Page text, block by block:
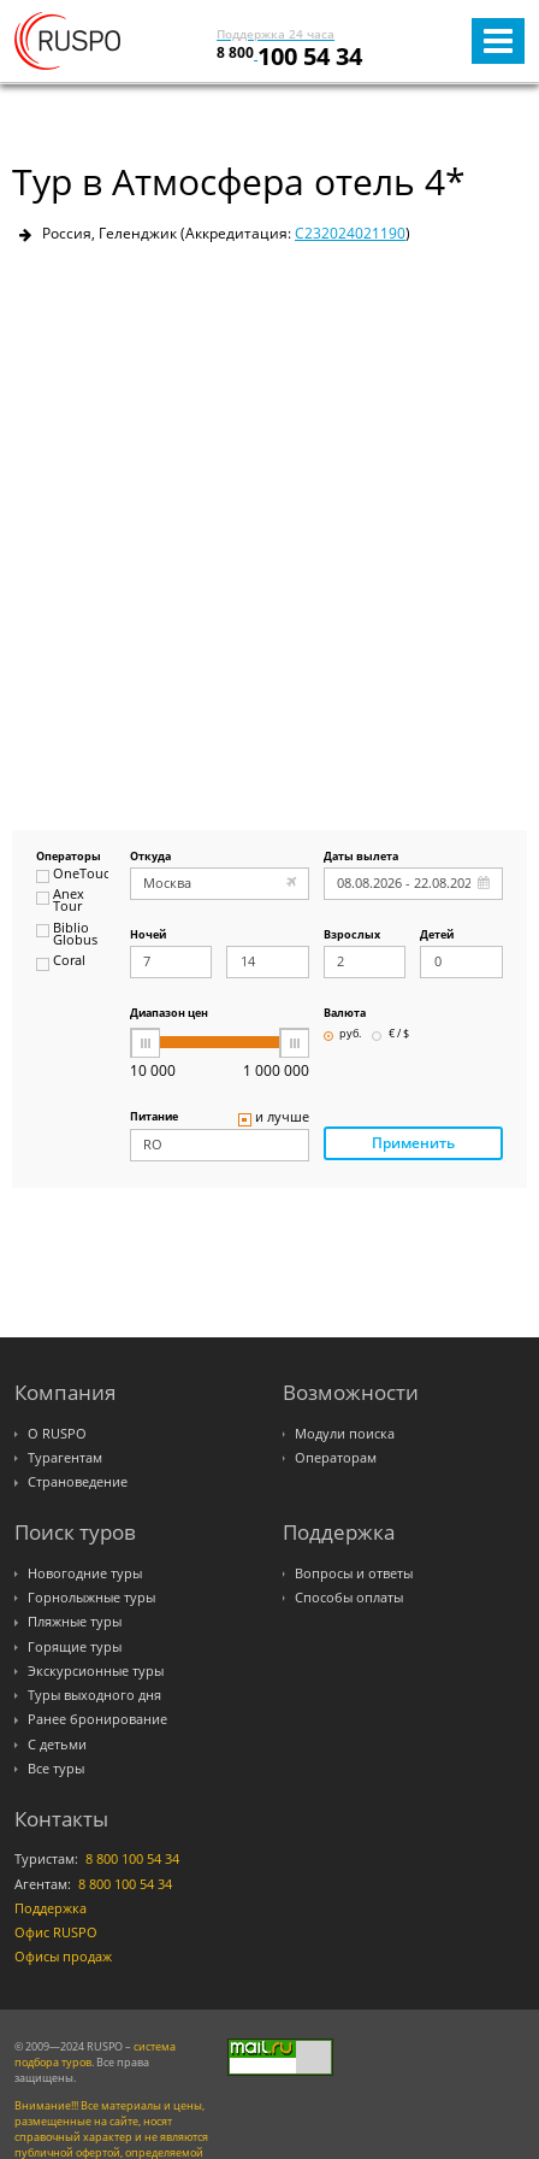
Поддержка 24 часа
8 800 100 54 34
Тур в Атмосфера отель 4*
Россия, Геленджик(Аккредитация:С232024021190)
Операторы
OneTouch&Travel
Anex
Tour
Biblio
Globus
Coral
Интурист
Откуда Даты вылета
Ночей Взрослых Детей
Диапазон цен
10 000 1 000 000
Валюта
руб.
€ / $
Питание и лучше
Применить
Компания
О RUSPO
Турагентам
Страноведение
Возможности
Модули поиска
Операторам
Поиск туров
Новогодние туры
Горнолыжные туры
Пляжные туры
Горящие туры
Экскурсионные туры
Туры выходного дня
Ранее бронирование
С детьми
Все туры
Поддержка
Вопросы и ответы
Способы оплаты
Контакты
Туристам: 8 800 100 54 34
Агентам: 8 800 100 54 34
Поддержка
Офис RUSPO
Офисы продаж
© 2009—2024 RUSPO – система
подбора туров. Все права
защищены.
Внимание!!! Все материалы и цены,
размещенные на сайте, носят
справочный характер и не являются
публичной офертой, определяемой